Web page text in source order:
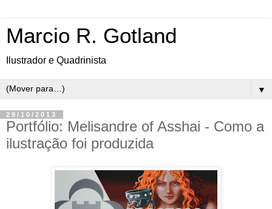
Marcio R. Gotland
Ilustrador e Quadrinista
▼
29/10/2013
Portfólio: Melisandre of Asshai - Como a
ilustração foi produzida